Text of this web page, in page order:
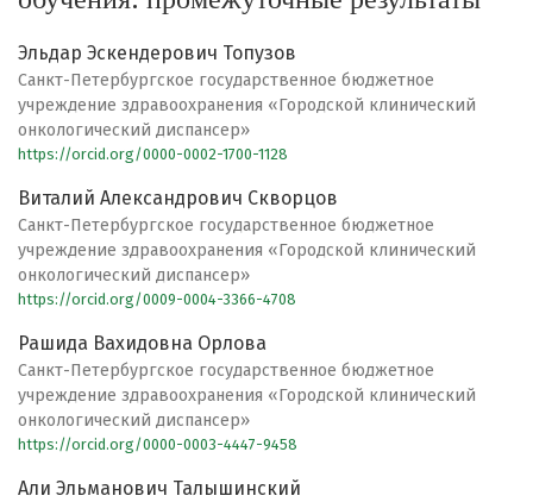
Эльдар Эскендерович Топузов
Санкт-Петербургское государственное бюджетное
учреждение здравоохранения «Городской клинический
онкологический диспансер»
https://orcid.org/0000-0002-1700-1128
Виталий Александрович Скворцов
Санкт-Петербургское государственное бюджетное
учреждение здравоохранения «Городской клинический
онкологический диспансер»
https://orcid.org/0009-0004-3366-4708
Рашида Вахидовна Орлова
Санкт-Петербургское государственное бюджетное
учреждение здравоохранения «Городской клинический
онкологический диспансер»
https://orcid.org/0000-0003-4447-9458
Али Эльманович Талышинский